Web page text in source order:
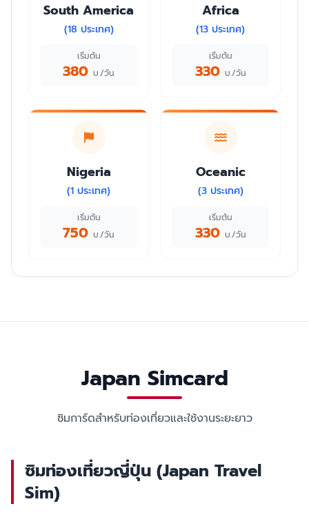
South America
(18 ประเทศ)
เริ่มต้น
380 บ./วัน
Africa
(13 ประเทศ)
เริ่มต้น
330 บ./วัน
Nigeria
(1 ประเทศ)
เริ่มต้น
750 บ./วัน
Oceanic
(3 ประเทศ)
เริ่มต้น
330 บ./วัน
Japan Simcard
ซิมการ์ดสำหรับท่องเที่ยวและใช้งานระยะยาว
ซิมท่องเที่ยวญี่ปุ่น (Japan Travel
Sim)